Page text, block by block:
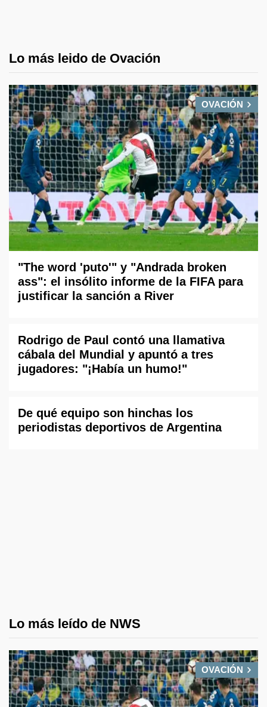
Lo más leido de Ovación
OVACIÓN
"The word 'puto'" y "Andrada broken
ass": el insólito informe de la FIFA para
justificar la sanción a River
Rodrigo de Paul contó una llamativa
cábala del Mundial y apuntó a tres
jugadores: "¡Había un humo!"
De qué equipo son hinchas los
periodistas deportivos de Argentina
Lo más leído de NWS
OVACIÓN